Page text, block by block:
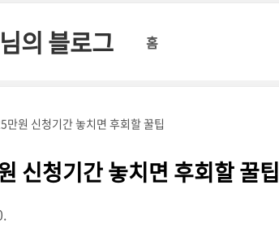
의 블로그 홈
만원 신청기간 놓치면 후회할 꿀팁
신청기간 놓치면 후회할 꿀팁